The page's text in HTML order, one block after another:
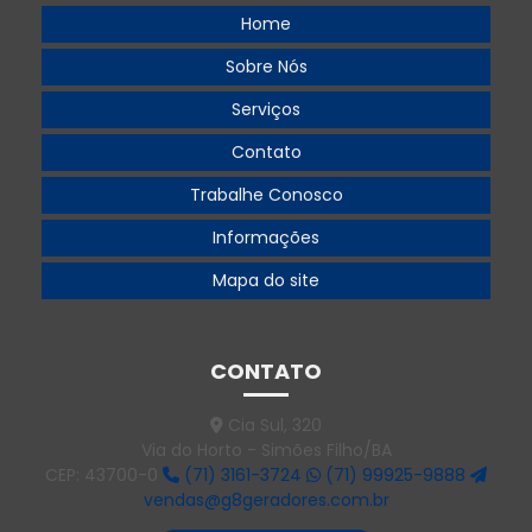
Gerador 360 kva
Gerador 360 kva preço
Gerador 500
Gerador 500 kva
Gerador 500 kva aluguel
Gerador 55 kva preço
Gerador 550 kva
Home
Sobre Nós
Serviços
Contato
Trabalhe Conosco
Informações
Mapa do site
CONTATO
Cia Sul, 320
Via do Horto - Simões Filho/BA
CEP: 43700-0
(71) 3161-3724
(71) 99925-9888
vendas@g8geradores.com.br